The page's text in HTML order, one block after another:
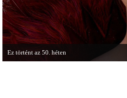
Ez történt az 50. héten